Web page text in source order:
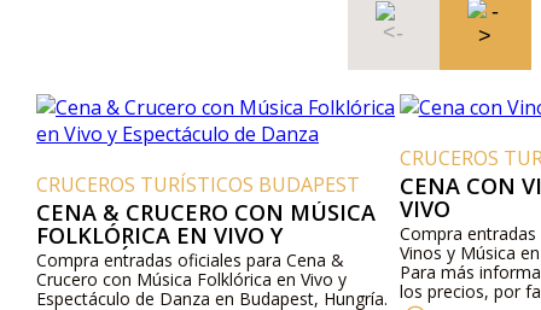
CRUCEROS TURÍSTICOS BUDAPEST
CENA & CRUCERO CON MÚSICA
FOLKLÓRICA EN VIVO Y
ESPECTÁCULO DE DANZA
Compra entradas oficiales para Cena &
Crucero con Música Folklórica en Vivo y
Espectáculo de Danza en Budapest, Hungría.
CRUCEROS
CENA CON
VIVO
Compra
Vinos y Música
Para más
los precios, por